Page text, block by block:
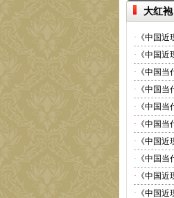
大红袍
· 《中国
· 《中国
· 《中国
· 《中国
· 《中国
· 《中国
· 《中国
· 《中国
· 《中国
· 《中国